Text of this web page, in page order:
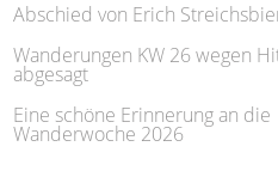
Abschied von Erich
Wanderungen KW 26 wegen
abgesagt
Eine schöne Erinnerung an die
Wanderwoche 2026